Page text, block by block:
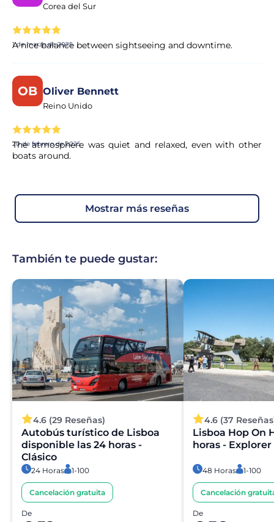
Corea del Sur
1 de marzo de 2025
A nice balance between sightseeing and downtime.
OB Oliver Bennett
Reino Unido
20 de febrero de 2025
The atmosphere was quiet and relaxed, even with other
boats around.
mostrar más reseñas
También te puede gustar:
4.6 (29 Reseñas)
Autobús turístico de Lisboa
disponible las 24 horas -
Clásico
24 Horas 1-100
Cancelación gratuita
De
4.6 (37
Lisboa Hop On
horas - Explorer
48 Horas 1-100
Cancelación
De